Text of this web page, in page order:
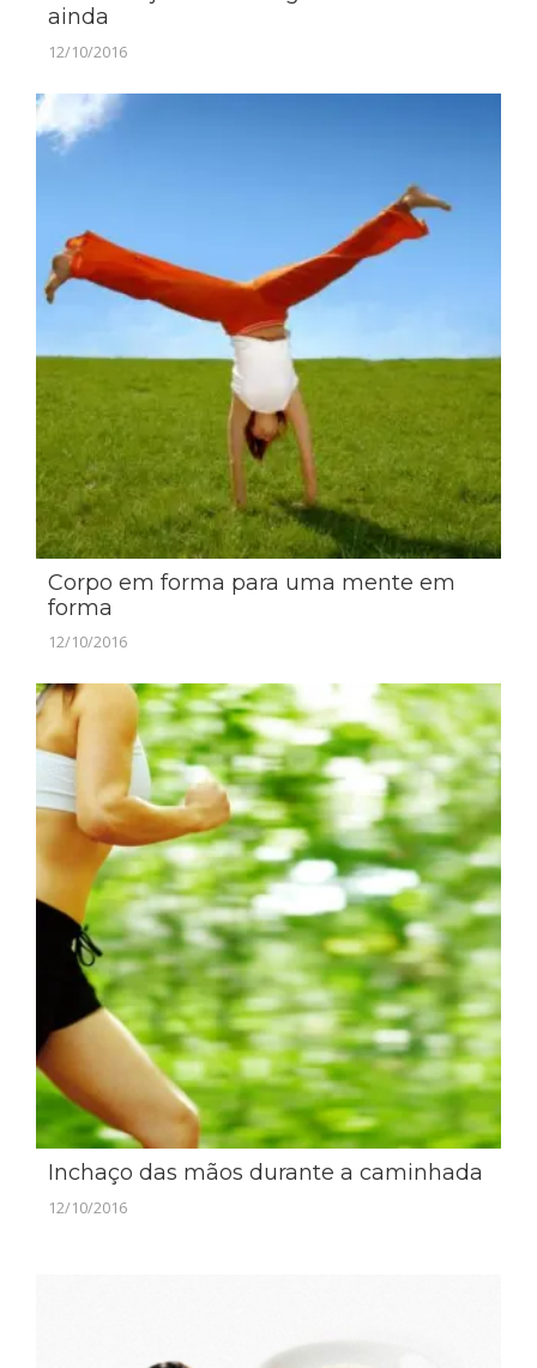
ainda
12/10/2016
Corpo em forma para uma mente em
forma
12/10/2016
Inchaço das mãos durante a caminhada
12/10/2016